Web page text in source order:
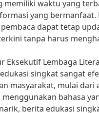
memiliki waktu yang
yang bermanfaat.
dapat tetap
tanpa harus
Eksekutif Lembaga
singkat sangat
masyarakat, mulai dari
menggunakan bahasa
berita edukasi